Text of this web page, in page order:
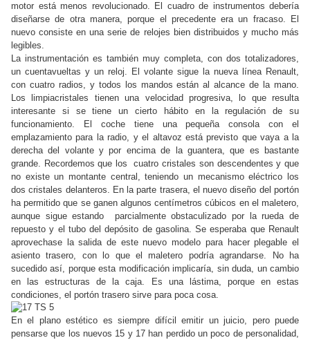
motor está menos revolucionado. El cuadro de instrumentos debería
diseñarse de otra manera, porque el precedente era un fracaso. El
nuevo consiste en una serie de relojes bien distribuidos y mucho más
legibles.
La instrumentación es también muy completa, con dos totalizadores,
un cuentavueltas y un reloj. El volante sigue la nueva línea Renault,
con cuatro radios, y todos los mandos están al alcance de la mano.
Los limpiacristales tienen una velocidad progresiva, lo que resulta
interesante si se tiene un cierto hábito en la regulación de su
funcionamiento. El coche tiene una pequeña consola con el
emplazamiento para la radio, y el altavoz está previsto que vaya a la
derecha del volante y por encima de la guantera, que es bastante
grande. Recordemos que los cuatro cristales son descendentes y que
no existe un montante central, teniendo un mecanismo eléctrico los
dos cristales delanteros. En la parte trasera, el nuevo diseño del portón
ha permitido que se ganen algunos centímetros cúbicos en el maletero,
aunque sigue estando parcialmente obstaculizado por la rueda de
repuesto y el tubo del depósito de gasolina. Se esperaba que Renault
aprovechase la salida de este nuevo modelo para hacer plegable el
asiento trasero, con lo que el maletero podría agrandarse. No ha
sucedido así, porque esta modificación implicaría, sin duda, un cambio
en las estructuras de la caja. Es una lástima, porque en estas
condiciones, el portón trasero sirve para poca cosa.
En el plano estético es siempre difícil emitir un juicio, pero puede
pensarse que los nuevos 15 y 17 han perdido un poco de personalidad,